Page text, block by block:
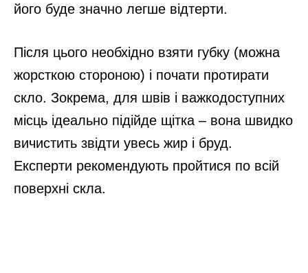
його буде значно легше відтерти.
Після цього необхідно взяти губку (можна
жорсткою стороною) і почати протирати
скло. Зокрема, для швів і важкодоступних
місць ідеально підійде щітка – вона швидко
вичистить звідти увесь жир і бруд.
Експерти рекомендують пройтися по всій
поверхні скла.